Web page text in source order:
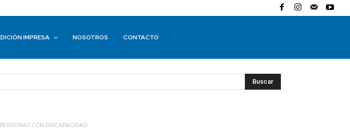
IMPRESA NOSOTROS CONTACTO
Buscar
CON DISCAPACIDAD